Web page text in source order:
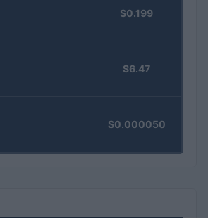
$0.199
$6.47
$0.000050